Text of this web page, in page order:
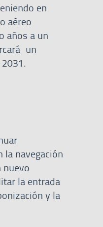
en
aéreo
años a un
un
navegación
nuevo
la entrada
y la